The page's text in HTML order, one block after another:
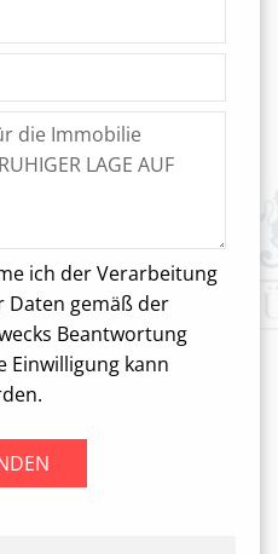
ich der Verarbeitung
Daten gemäß der
Beantwortung
Einwilligung kann